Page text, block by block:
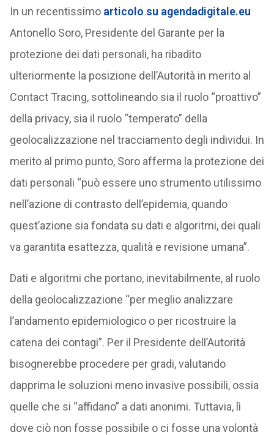
In un recentissimo articolo su agendadigitale.eu
Antonello Soro, Presidente del Garante per la
protezione dei dati personali, ha ribadito
ulteriormente la posizione dell’Autorità in merito al
Contact Tracing, sottolineando sia il ruolo “proattivo”
della privacy, sia il ruolo “temperato” della
geolocalizzazione nel tracciamento degli individui. In
merito al primo punto, Soro afferma la protezione dei
dati personali “può essere uno strumento utilissimo
nell’azione di contrasto dell’epidemia, quando
quest’azione sia fondata su dati e algoritmi, dei quali
va garantita esattezza, qualità e revisione umana”.
Dati e algoritmi che portano, inevitabilmente, al ruolo
della geolocalizzazione “per meglio analizzare
l’andamento epidemiologico o per ricostruire la
catena dei contagi”. Per il Presidente dell’Autorità
bisognerebbe procedere per gradi, valutando
dapprima le soluzioni meno invasive possibili, ossia
quelle che si “affidano” a dati anonimi. Tuttavia, lì
dove ciò non fosse possibile o ci fosse una volontà